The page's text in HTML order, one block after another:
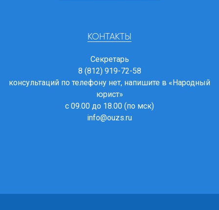
КОНТАКТЫ
Секретарь
8 (812) 919-72-58
консультаций по телефону нет, напишите в «Народный
юрист»
с 09.00 до 18.00 (по мск)
info@ouzs.ru